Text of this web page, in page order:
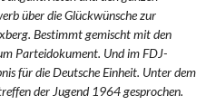
über die Glückwünsche zur
Bestimmt gemischt mit den
Parteidokument. Und im FDJ-
für die Deutsche Einheit. Unter dem
der Jugend 1964 gesprochen.